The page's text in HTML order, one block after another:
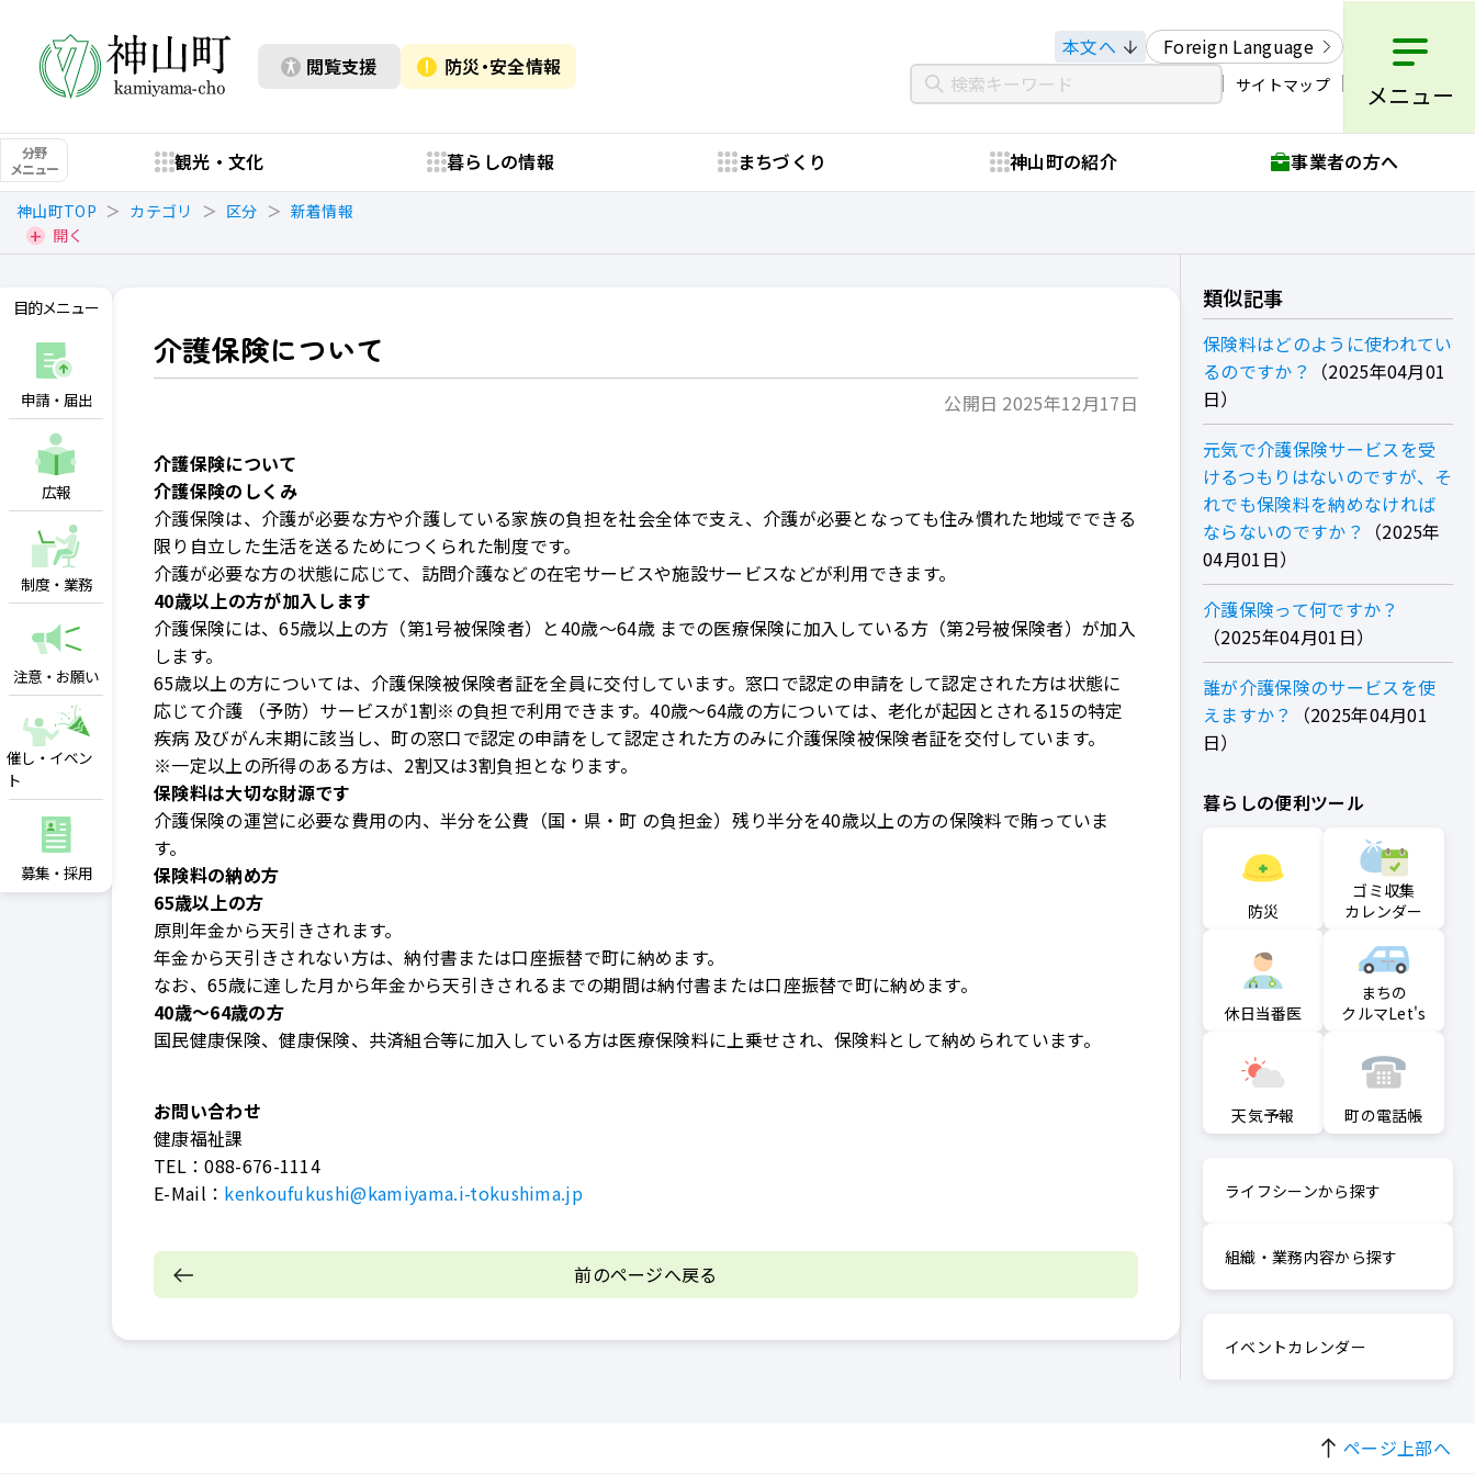
閲覧支援 防災・安全情報
本文へ Foreign Language
サイトマップ メニュー
分野
メニュー
観光・文化 暮らしの情報 まちづくり 神山町の紹介 事業者の方へ
神山町TOP カテゴリ 区分
新着情報
開く
目的メニュー
申請・届出
広報
制度・業務
注意・お願い
催し・イベン
ト
募集・採用
介護保険について
公開日 2025年12月17日
介護保険について
介護保険のしくみ
介護保険は、介護が必要な方や介護している家族の負担を社会全体で支え、介護が必要となっても住み慣れた地域でできる
限り自立した生活を送るためにつくられた制度です。
介護が必要な方の状態に応じて、訪問介護などの在宅サービスや施設サービスなどが利用できます。
40歳以上の方が加入します
介護保険には、65歳以上の方（第1号被保険者）と40歳～64歳 までの医療保険に加入している方（第2号被保険者）が加入
します。
65歳以上の方については、介護保険被保険者証を全員に交付しています。窓口で認定の申請をして認定された方は状態に
応じて介護 （予防）サービスが1割※の負担で利用できます。40歳～64歳の方については、老化が起因とされる15の特定
疾病 及びがん末期に該当し、町の窓口で認定の申請をして認定された方のみに介護保険被保険者証を交付しています。
※一定以上の所得のある方は、2割又は3割負担となります。
保険料は大切な財源です
介護保険の運営に必要な費用の内、半分を公費（国・県・町 の負担金）残り半分を40歳以上の方の保険料で賄っていま
す。
保険料の納め方
65歳以上の方
原則年金から天引きされます。
年金から天引きされない方は、納付書または口座振替で町に納めます。
なお、65歳に達した月から年金から天引きされるまでの期間は納付書または口座振替で町に納めます。
40歳～64歳の方
国民健康保険、健康保険、共済組合等に加入している方は医療保険料に上乗せされ、保険料として納められています。
お問い合わせ
健康福祉課
TEL：088-676-1114
E-Mail： kenkoufukushi@kamiyama.i-tokushima.jp
前のページへ戻る
類似記事
保険料はどのように使われてい
るのですか？
2025年04月01
日
元気で介護保険サービスを受
けるつもりはないのですが、そ
れでも保険料を納めなければ
ならないのですか？
2025年
04月01日
介護保険って何ですか？
2025年04月01日
誰が介護保険のサービスを使
えますか？
2025年04月01
日
暮らしの便利ツール
防災
ゴミ収集
カレンダー
休日当番医
まちの
クルマLet's
天気予報 町の電話帳
ライフシーンから探す
組織・業務内容から探す
イベントカレンダー
ページ上部へ